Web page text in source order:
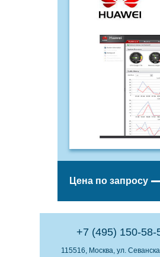
Цена по запросу
+7 (495) 150-58-
115516, Москва, ул.